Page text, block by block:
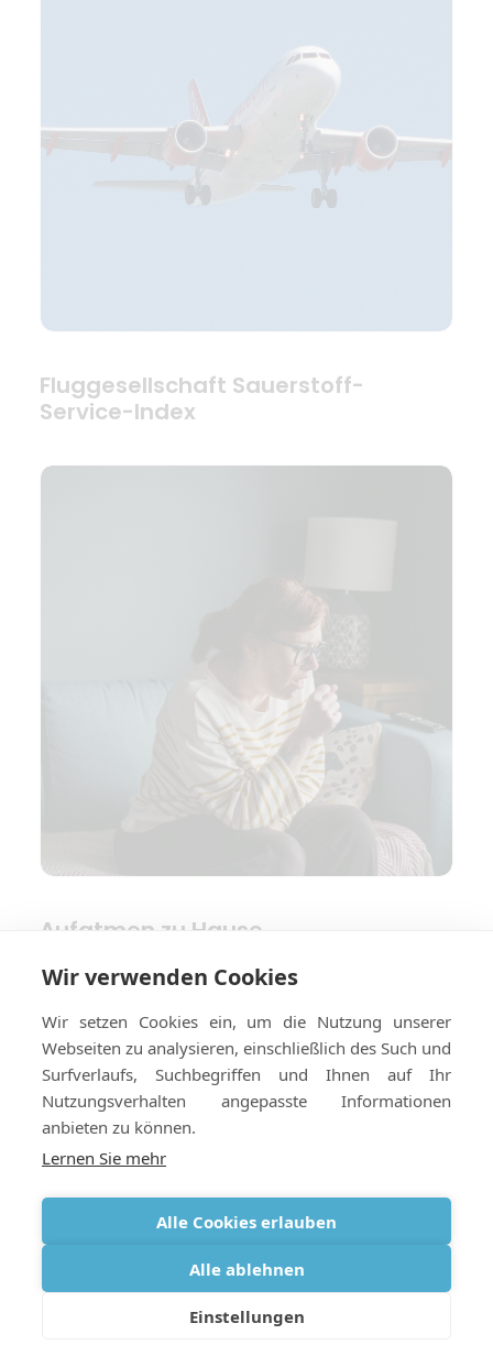
Fluggesellschaft Sauerstoff-
Service-Index
Aufatmen zu Hause
Wir verwenden Cookies
Wir setzen Cookies ein, um die Nutzung unserer
Webseiten zu analysieren, einschließlich des Such und
Surfverlaufs, Suchbegriffen und Ihnen auf Ihr
Nutzungsverhalten angepasste Informationen
anbieten zu können.
Lernen Sie mehr
Alle Cookies erlauben
Alle ablehnen
Einstellungen